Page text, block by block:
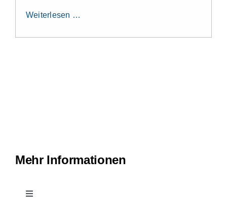
Weiterlesen …
Mehr Informationen
Toggle